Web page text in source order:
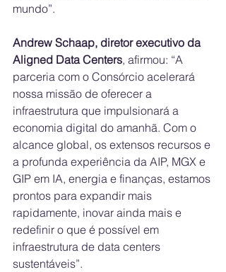
mundo”.
Andrew Schaap, diretor executivo da
Aligned Data Centers, afirmou: “A
parceria com o Consórcio acelerará
nossa missão de oferecer a
infraestrutura que impulsionará a
economia digital do amanhã. Com o
alcance global, os extensos recursos e
a profunda experiência da AIP, MGX e
GIP em IA, energia e finanças, estamos
prontos para expandir mais
rapidamente, inovar ainda mais e
redefinir o que é possível em
infraestrutura de data centers
sustentáveis”.